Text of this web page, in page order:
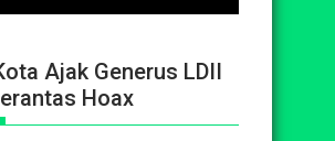
Ajak Generus LDII
Hoax